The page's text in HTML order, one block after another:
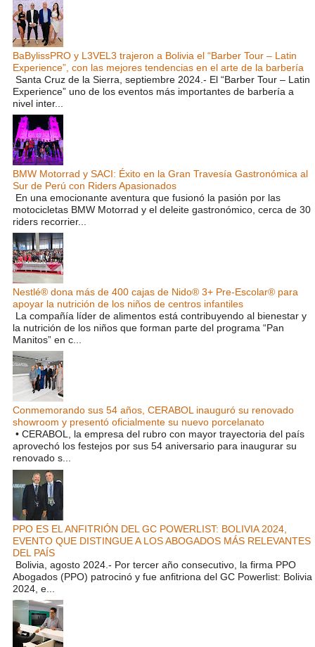
BaBylissPRO y L3VEL3 trajeron a Bolivia el “Barber Tour – Latin
Experience”, con las mejores tendencias en el arte de la barbería
Santa Cruz de la Sierra, septiembre 2024.- El “Barber Tour – Latin
Experience” uno de los eventos más importantes de barbería a
nivel inter...
BMW Motorrad y SACI: Éxito en la Gran Travesía Gastronómica al
Sur de Perú con Riders Apasionados
En una emocionante aventura que fusionó la pasión por las
motocicletas BMW Motorrad y el deleite gastronómico, cerca de 30
riders recorrier...
Nestlé® dona más de 400 cajas de Nido® 3+ Pre-Escolar® para
apoyar la nutrición de los niños de centros infantiles
La compañía líder de alimentos está contribuyendo al bienestar y
la nutrición de los niños que forman parte del programa “Pan
Manitos” en c...
Conmemorando sus 54 años, CERABOL inauguró su renovado
showroom y presentó oficialmente su nuevo porcelanato
• CERABOL, la empresa del rubro con mayor trayectoria del país
aprovechó los festejos por sus 54 aniversario para inaugurar su
renovado s...
PPO ES EL ANFITRIÓN DEL GC POWERLIST: BOLIVIA 2024,
EVENTO QUE DISTINGUE A LOS ABOGADOS MÁS RELEVANTES
DEL PAÍS
Bolivia, agosto 2024.- Por tercer año consecutivo, la firma PPO
Abogados (PPO) patrocinó y fue anfitriona del GC Powerlist: Bolivia
2024, e...